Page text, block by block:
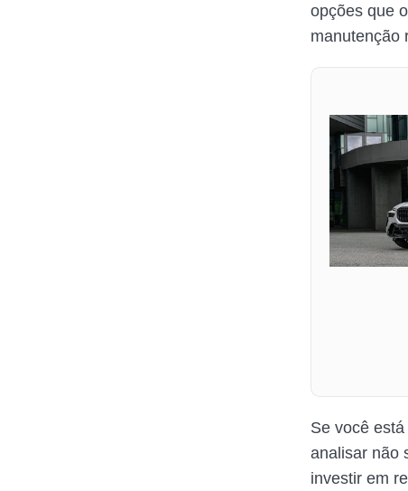
opções que
manutenção
Se você
analisar não
investir em